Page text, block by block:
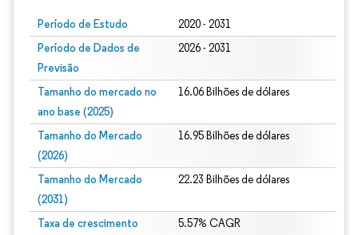
Período de Estudo 2020 - 2031
Período de Dados de
Previsão
2026 - 2031
Tamanho do mercado no
ano base (2025)
16.06 Bilhões de dólares
Tamanho do Mercado
(2026)
16.95 Bilhões de dólares
Tamanho do Mercado
(2031)
22.23 Bilhões de dólares
Taxa de crescimento
5.57% CAGR